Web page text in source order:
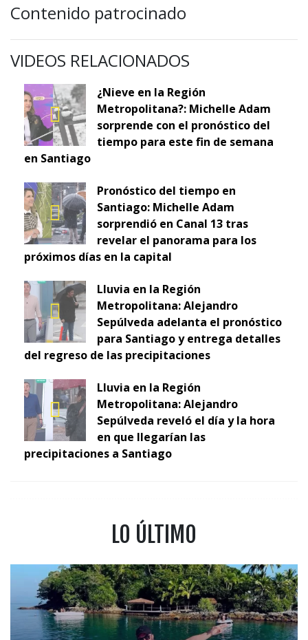
Contenido patrocinado
VIDEOS RELACIONADOS
¿Nieve en la Región
Metropolitana?: Michelle Adam
sorprende con el pronóstico del
tiempo para este fin de semana
en Santiago
Pronóstico del tiempo en
Santiago: Michelle Adam
sorprendió en Canal 13 tras
revelar el panorama para los
próximos días en la capital
Lluvia en la Región
Metropolitana: Alejandro
Sepúlveda adelanta el pronóstico
para Santiago y entrega detalles
del regreso de las precipitaciones
Lluvia en la Región
Metropolitana: Alejandro
Sepúlveda reveló el día y la hora
en que llegarían las
precipitaciones a Santiago
LO ÚLTIMO